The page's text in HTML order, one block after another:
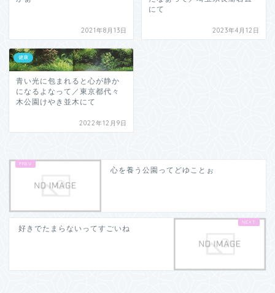
2021年8月13日
にて
2023年4月12日
健康
青い光に包まれると心が静か
になるよなって／東京都代々
木公園けやき並木にて
2022年12月9日
心を養う公園ってどゆことぉ
好きでたまらないってすごいね